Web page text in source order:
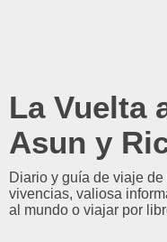
La Vuelta
Asun y
Diario y guía de viaje
vivencias, valiosa
al mundo o viajar por